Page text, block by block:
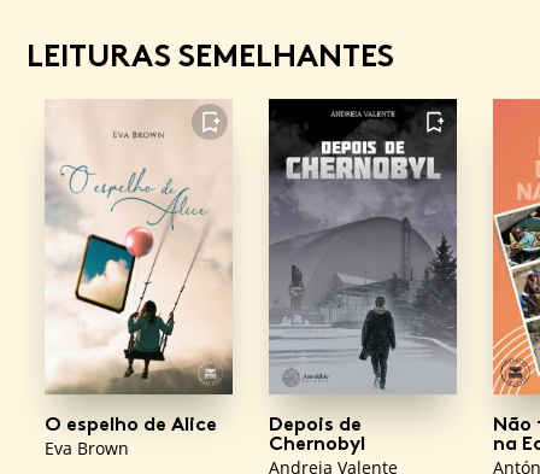
LEITURAS SEMELHANTES
FAVORITO
O espelho de Alice
Eva Brown
FAVORITO
Depois de
Chernobyl
Andreia Valente
Não
na